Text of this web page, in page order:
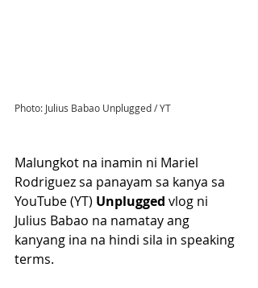
Photo: Julius Babao Unplugged / YT
Malungkot na inamin ni Mariel
Rodriguez sa panayam sa kanya sa
YouTube (YT) Unplugged vlog ni
Julius Babao na namatay ang
kanyang ina na hindi sila in speaking
terms.